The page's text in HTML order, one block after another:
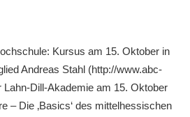
Kursus am 15. Oktober in
Andreas Stahl (http://www.abc-
Lahn-Dill-Akademie am 15. Oktober
– Die ‚Basics‘ des mittelhessischen